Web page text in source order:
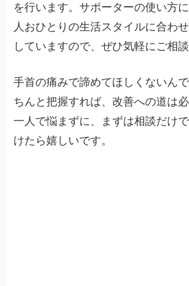
を行います。サポーターの使い方
人おひとりの生活スタイルに合わ
していますので、ぜひ気軽にご相談
手首の痛みで諦めてほしくないん
ちんと把握すれば、改善への道は必
一人で悩まずに、まずは相談だけ
けたら嬉しいです。